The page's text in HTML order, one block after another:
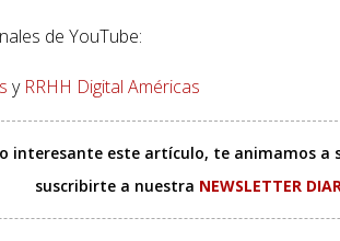
de YouTube:
y RRHH Digital Américas
interesante este artículo, te animamos a
suscribirte a nuestra NEWSLETTER